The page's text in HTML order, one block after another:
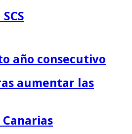
año consecutivo
aumentar las